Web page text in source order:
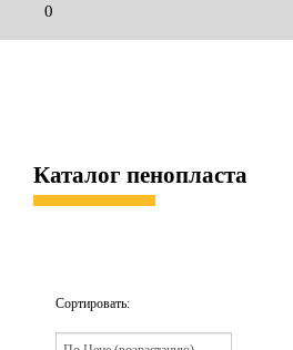
0
Каталог пенопласта
Сортировать: